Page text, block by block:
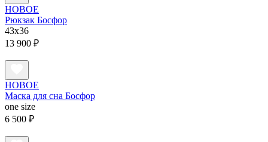
НОВОЕ
Рюкзак Босфор
43x36
13 900 ₽
НОВОЕ
Маска для сна Босфор
one size
6 500 ₽